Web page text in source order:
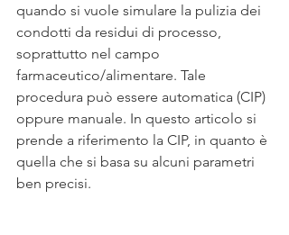
quando si vuole simulare la pulizia dei
condotti da residui di processo,
soprattutto nel campo
farmaceutico/alimentare. Tale
procedura può essere automatica (CIP)
oppure manuale. In questo articolo si
prende a riferimento la CIP, in quanto è
quella che si basa su alcuni parametri
ben precisi.